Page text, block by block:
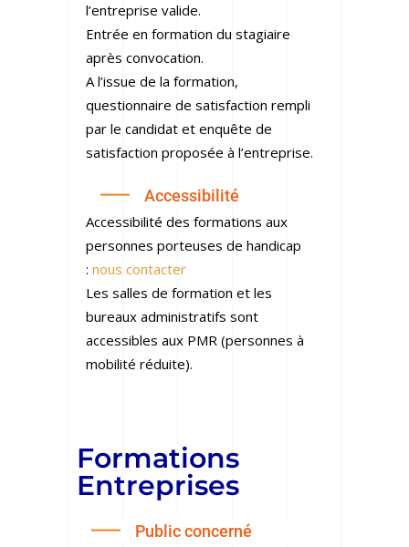
l’entreprise valide.
Entrée en formation du stagiaire
après convocation.
A l’issue de la formation,
questionnaire de satisfaction rempli
par le candidat et enquête de
satisfaction proposée à l’entreprise.
Accessibilité
Accessibilité des formations aux
personnes porteuses de handicap
: nous contacter
Les salles de formation et les
bureaux administratifs sont
accessibles aux PMR (personnes à
mobilité réduite).
Formations
Entreprises
Public concerné